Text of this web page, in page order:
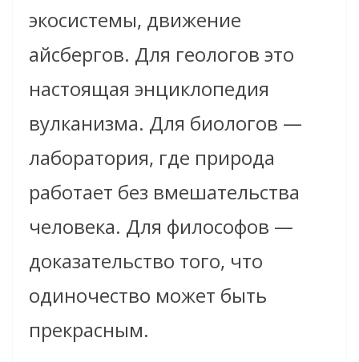
экосистемы, движение
айсбергов. Для геологов это
настоящая энциклопедия
вулканизма. Для биологов —
лаборатория, где природа
работает без вмешательства
человека. Для философов —
доказательство того, что
одиночество может быть
прекрасным.